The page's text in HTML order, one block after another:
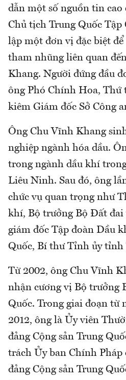
dẫn một số nguồn tin
Chủ tịch Trung Quốc
lập một đơn vị đặc biệt
tham nhũng liên quan
Khang. Người đứng đầu
ông Phó Chính Hoa, Thứ
kiêm Giám đốc Sở Công
Ông Chu Vĩnh Khang
nghiệp ngành hóa dầu.
trong ngành dầu khí
Liêu Ninh. Sau đó, ông
chức vụ quan trọng như
khí, Bộ trưởng Bộ Đất đai
giám đốc Tập đoàn Dầu
Quốc, Bí thư Tỉnh ủy tỉnh
Từ 2002, ông Chu Vĩnh
nhận cương vị Bộ trưởng
Quốc. Trong giai đoạn từ
2012, ông là Ủy viên
đảng Cộng sản Trung
trách Ủy ban Chính Pháp
đảng Cộng sản Trung